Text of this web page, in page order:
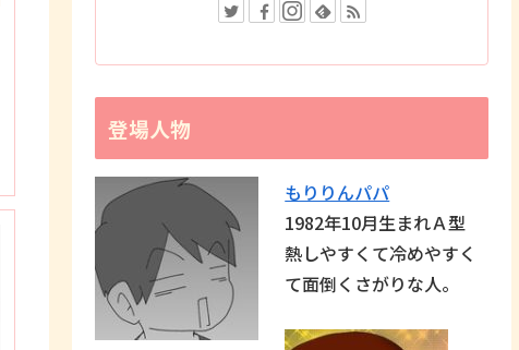
登場人物
もりりんパパ
1982年10月生まれＡ型
熱しやすくて冷めやすく
て面倒くさがりな人。